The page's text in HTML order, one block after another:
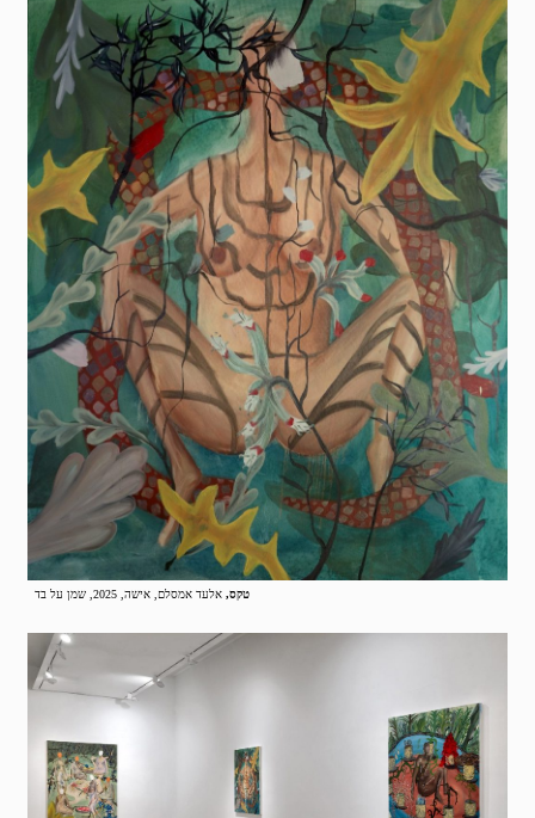
טקס, אלעד אמסלם, אישה, 2025, שמן על בד